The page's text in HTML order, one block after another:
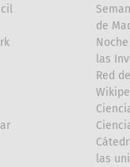
de
las
Red
las